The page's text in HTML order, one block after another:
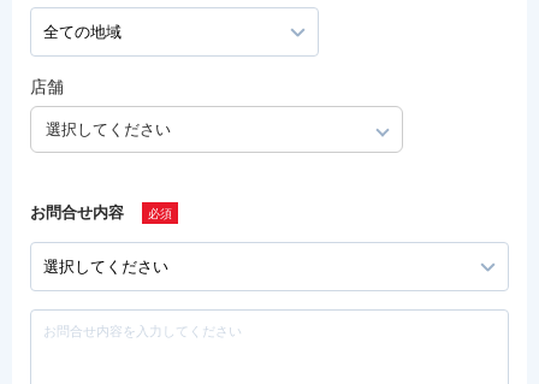
店舗
選択してください
お問合せ内容